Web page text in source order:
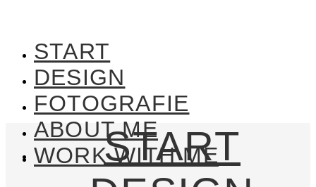
START
DESIGN
FOTOGRAFIE
ABOUT ME
WORK WITH ME
START